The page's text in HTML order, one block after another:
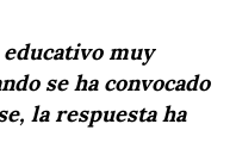
muy
se ha convocado
la respuesta ha